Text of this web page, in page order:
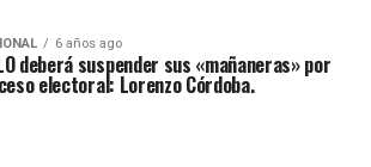
6 años ago
deberá suspender sus «mañaneras» por
electoral: Lorenzo Córdoba.